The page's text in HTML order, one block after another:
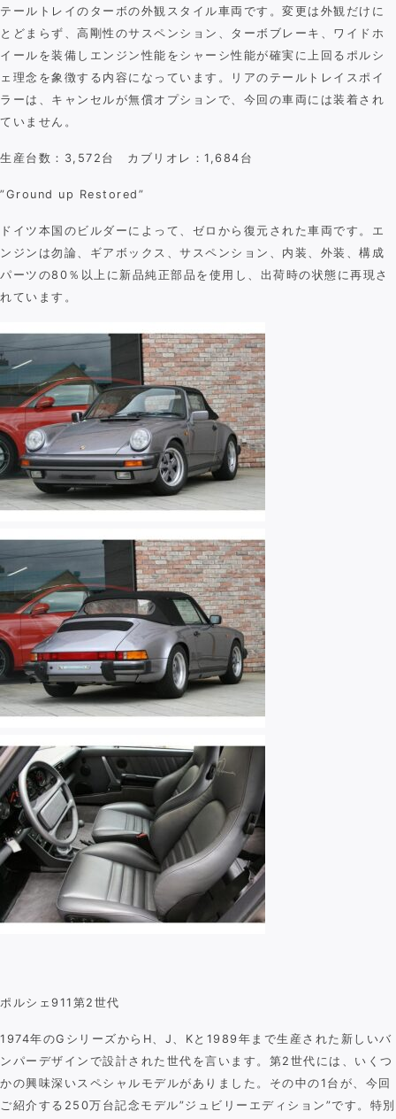
テールトレイのターボの外観スタイル車両です。変更は外観だけに
とどまらず、高剛性のサスペンション、ターボブレーキ、ワイドホ
イールを装備しエンジン性能をシャーシ性能が確実に上回るポルシ
ェ理念を象徴する内容になっています。リアのテールトレイスポイ
ラーは、キャンセルが無償オプションで、今回の車両には装着され
ていません。
生産台数：3,572台 カブリオレ：1,684台
”Ground up Restored”
ドイツ本国のビルダーによって、ゼロから復元された車両です。エ
ンジンは勿論、ギアボックス、サスペンション、内装、外装、構成
パーツの80％以上に新品純正部品を使用し、出荷時の状態に再現さ
れています。
ポルシェ911第2世代
1974年のGシリーズからH、J、Kと1989年まで生産された新しいバ
ンパーデザインで設計された世代を言います。第2世代には、いくつ
かの興味深いスペシャルモデルがありました。その中の1台が、今回
ご紹介する250万台記念モデル”ジュビリーエディション”です。特別